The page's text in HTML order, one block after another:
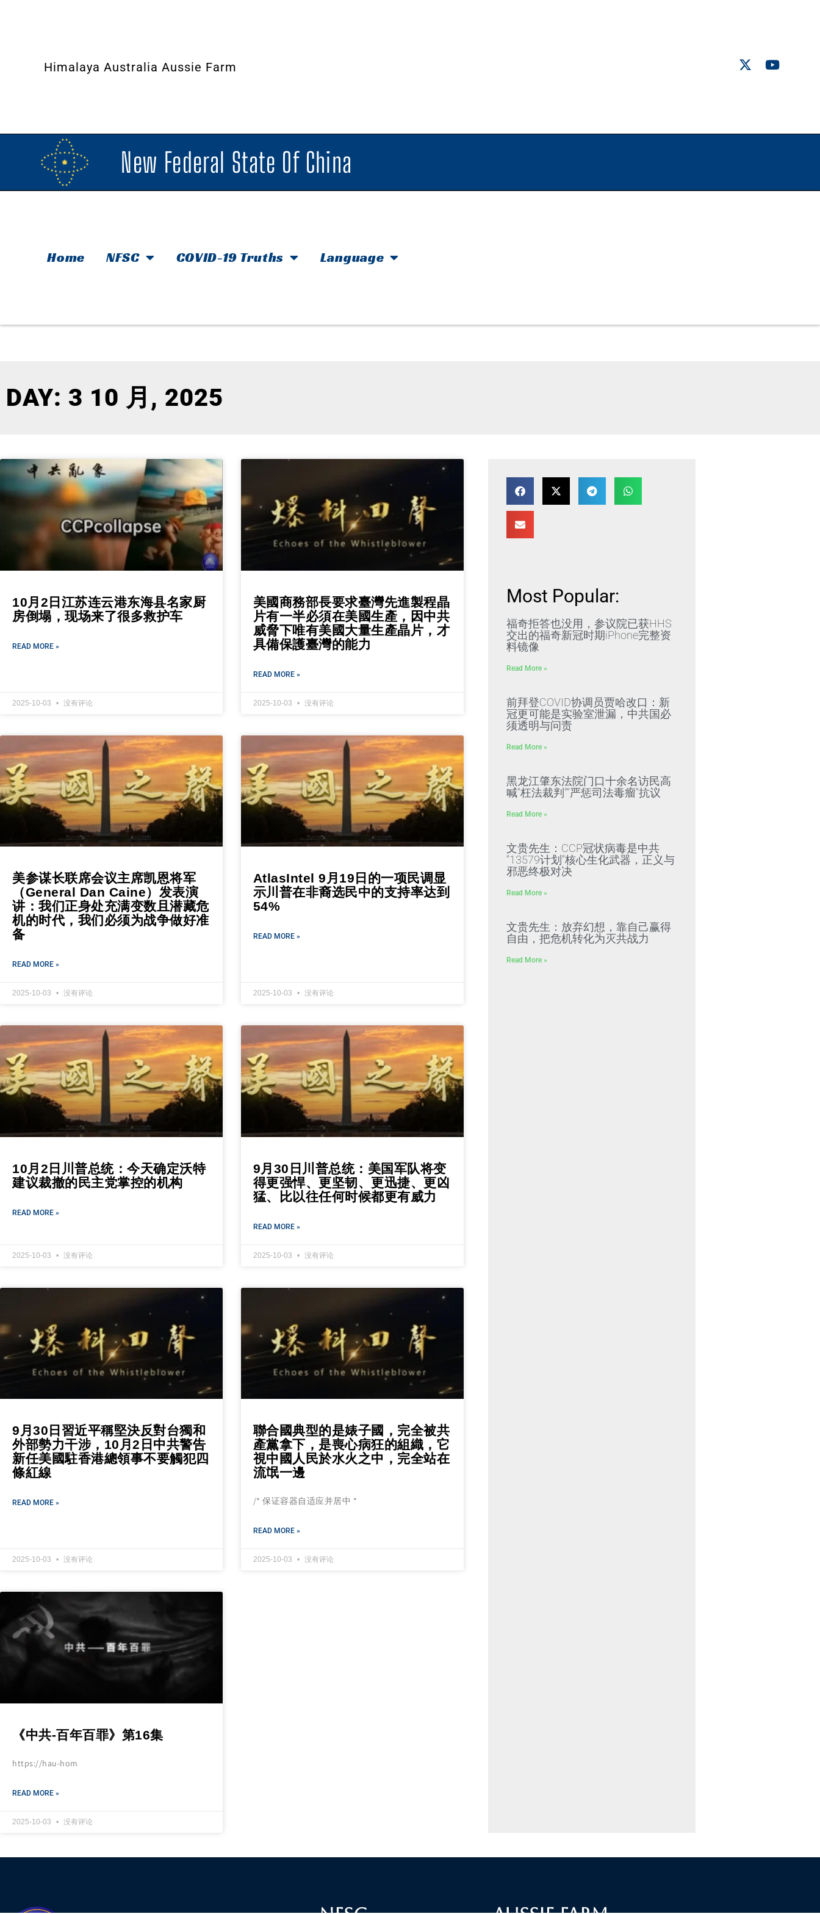
Himalaya Australia Aussie Farm
New Federal State Of China
Home NFSC COVID-19 Truths Language
DAY: 3 10 月, 2025
10月2日江苏连云港东海县名家厨
房倒塌，现场来了很多救护车
READ MORE »
2025-10-03 没有评论
美國商務部長要求臺灣先進製程晶
片有一半必須在美國生產，因中共
威脅下唯有美國大量生產晶片，才
具備保護臺灣的能力
READ MORE »
2025-10-03 没有评论
美参谋长联席会议主席凯恩将军
（General Dan Caine）发表演
讲：我们正身处充满变数且潜藏危
机的时代，我们必须为战争做好准
备
READ MORE »
2025-10-03 没有评论
AtlasIntel 9月19日的一项民调显
示川普在非裔选民中的支持率达到
54%
READ MORE »
2025-10-03 没有评论
10月2日川普总统：今天确定沃特
建议裁撤的民主党掌控的机构
READ MORE »
2025-10-03 没有评论
9月30日川普总统：美国军队将变
得更强悍、更坚韧、更迅捷、更凶
猛、比以往任何时候都更有威力
READ MORE »
2025-10-03 没有评论
9月30日習近平稱堅決反對台獨和
外部勢力干涉，10月2日中共警告
新任美國駐香港總領事不要觸犯四
條紅線
READ MORE »
2025-10-03 没有评论
聯合國典型的是婊子國，完全被共
產黨拿下，是喪心病狂的組織，它
視中國人民於水火之中，完全站在
流氓一邊
/* 保证容器自适应并居中 *
READ MORE »
2025-10-03 没有评论
《中共-百年百罪》第16集
https://hau-hom
READ MORE »
2025-10-03 没有评论
Most Popular:
福奇拒答也没用，参议院已获HHS
交出的福奇新冠时期iPhone完整资
料镜像
Read More »
前拜登COVID协调员贾哈改口：新
冠更可能是实验室泄漏，中共国必
须透明与问责
Read More »
黑龙江肇东法院门口十余名访民高
喊“枉法裁判”“严惩司法毒瘤”抗议
Read More »
文贵先生：CCP冠状病毒是中共
“13579计划”核心生化武器，正义与
邪恶终极对决
Read More »
文贵先生：放弃幻想，靠自己赢得
自由，把危机转化为灭共战力
Read More »